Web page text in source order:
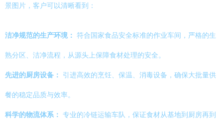
景图片，客户可以清晰看到：
洁净规范的生产环境： 符合国家食品安全标准的作业车间，严格的生
熟分区、洁净流程，从源头上保障食材处理的安全。
先进的厨房设备： 引进高效的烹饪、保温、消毒设备，确保大批量供
餐的稳定品质与效率。
科学的物流体系： 专业的冷链运输车队，保证食材从基地到厨房再到